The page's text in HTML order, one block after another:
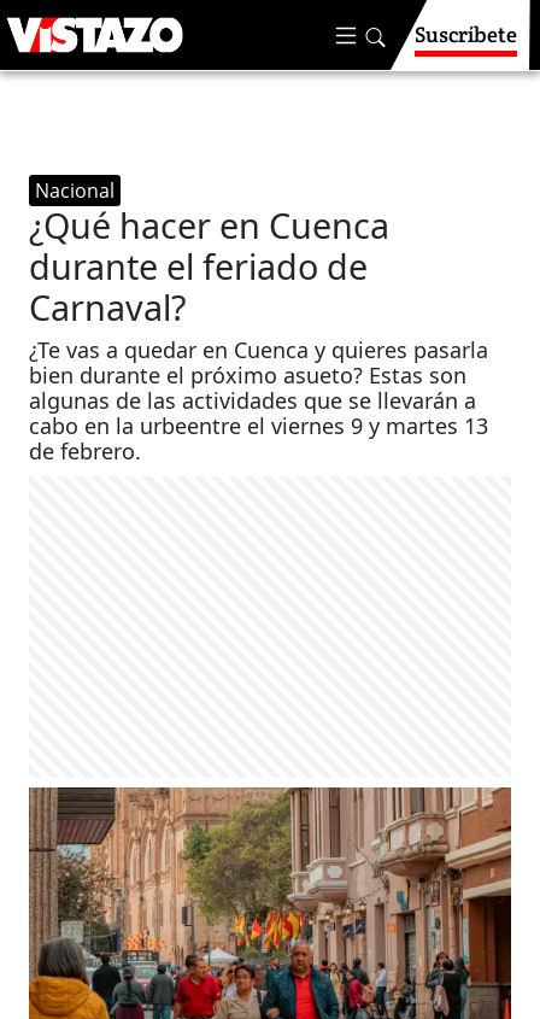
Suscríbete
Nacional
¿Qué hacer en Cuenca
durante el feriado de
Carnaval?
¿Te vas a quedar en Cuenca y quieres pasarla
bien durante el próximo asueto? Estas son
algunas de las actividades que se llevarán a
cabo en la urbeentre el viernes 9 y martes 13
de febrero.